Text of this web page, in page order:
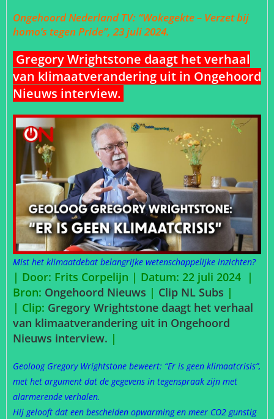
Ongehoord Nederland TV: “Wokegekte – Verzet bij
homo’s tegen Pride”, 23 juli 2024.
Gregory Wrightstone daagt het verhaal
van klimaatverandering uit in Ongehoord
Nieuws interview.
Mist het klimaatdebat belangrijke wetenschappelijke inzichten?
| Door: Frits Corpelijn | Datum: 22 juli 2024 |
Bron: Ongehoord Nieuws | Clip NL Subs |
| Clip: Gregory Wrightstone daagt het verhaal
van klimaatverandering uit in Ongehoord
Nieuws interview. |
Geoloog Gregory Wrightstone beweert: “Er is geen klimaatcrisis”,
met het argument dat de gegevens in tegenspraak zijn met
alarmerende verhalen.
Hij gelooft dat een bescheiden opwarming en meer CO2 gunstig